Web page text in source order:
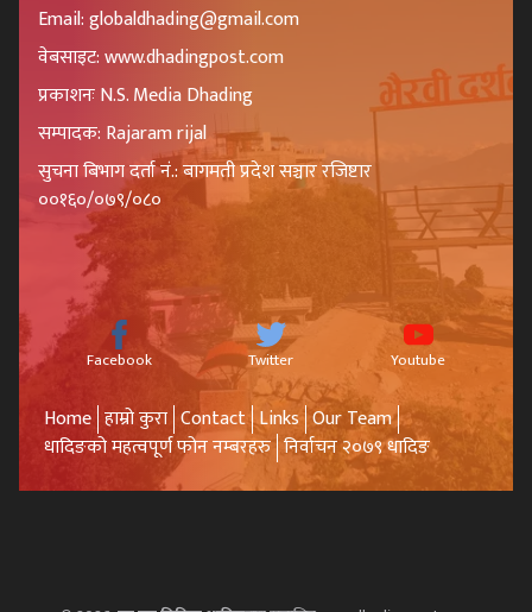
Email: globaldhading@gmail.com
वेबसाइट: www.dhadingpost.com
प्रकाशनः N.S. Media Dhading
सम्पादक: Rajaram rijal
सुचना बिभाग दर्ता नं.: बागमती प्रदेश सञ्चार रजिष्टार
००१६०/०७९/०८०
Facebook Twitter Youtube
Home हाम्रो कुरा Contact Links Our Team
धादिङको महत्वपूर्ण फोन नम्बरहरु निर्वाचन २०७९ धादिङ